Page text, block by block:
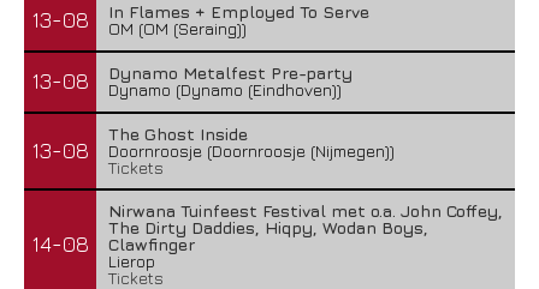
13-08
In Flames + Employed To Serve
OM (OM (Seraing))
13-08
Dynamo Metalfest Pre-party
Dynamo (Dynamo (Eindhoven))
13-08
The Ghost Inside
Doornroosje (Doornroosje (Nijmegen))
Tickets
14-08
Nirwana Tuinfeest Festival met o.a. John Coffey,
The Dirty Daddies, Hiqpy, Wodan Boys,
Clawfinger
Lierop
Tickets